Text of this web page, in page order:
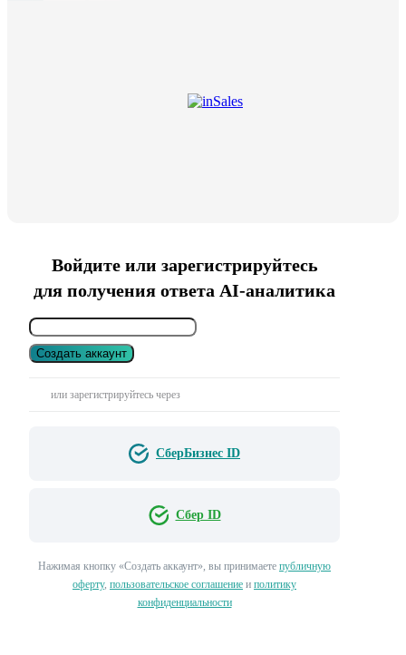
Войдите или зарегистрируйтесь
для получения ответа AI-аналитика
Создать аккаунт
или зарегистрируйтесь через
СберБизнес ID
Сбер ID
Нажимая кнопку «Создать аккаунт», вы принимаете публичную
оферту, пользовательское соглашение и политику
конфиденциальности